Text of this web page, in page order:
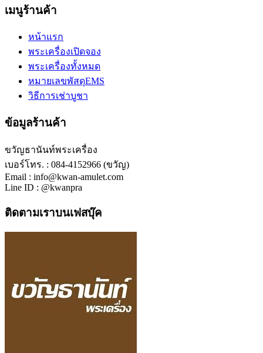
เมนูร้านค้า
หน้าแรก
พระเครื่องเปิดจอง
พระเครื่องทั้งหมด
หมายเลขพัสดุEMS
วิธีการเช่าบูชา
ข้อมูลร้านค้า
ขวัญธานันท์พระเครื่อง
เบอร์โทร. : 084-4152966 (ขวัญ)
Email : info@kwan-amulet.com
Line ID : @kwanpra
ติดตามเราบนเฟสบุ๊ค